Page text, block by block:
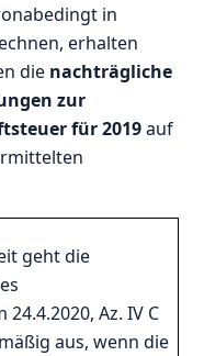
in
erhalten
die nachträgliche
zur
für 2019auf
geht die
Az. IV C
aus, wenn die